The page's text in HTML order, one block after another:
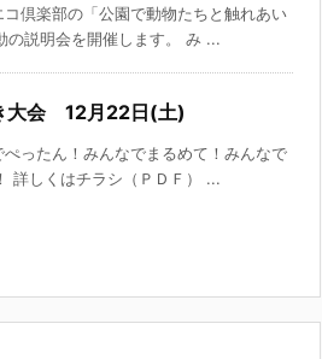
コ倶楽部の「公園で動物たちと触れあい
の説明会を開催します。 み ...
大会 12月22日(土)
ぺったん！みんなでまるめて！みんなで
詳しくはチラシ（ＰＤＦ） ...